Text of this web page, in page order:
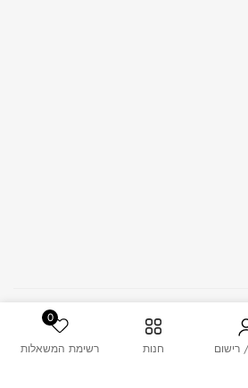
רישום חנות
0
רשימת המשאלות